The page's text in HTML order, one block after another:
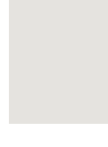
wandeling maken
naar nabijgelegen